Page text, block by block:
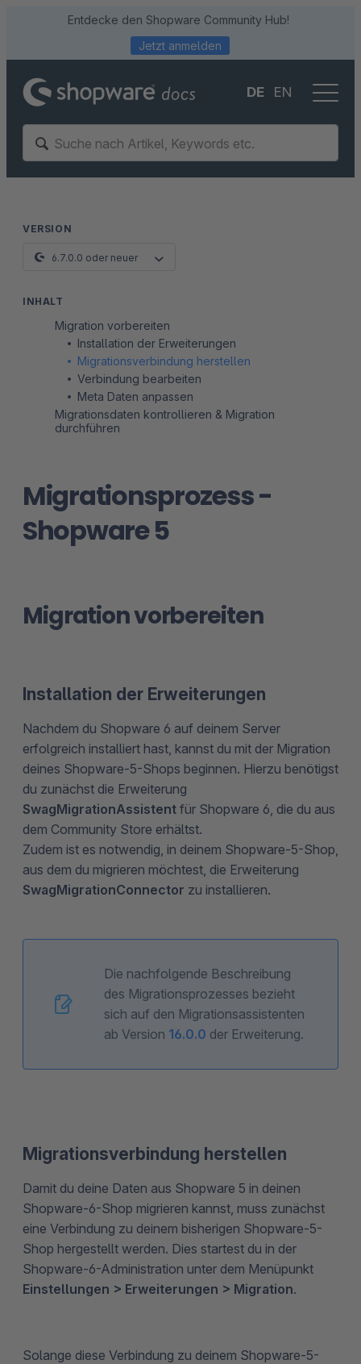
Entdecke den Shopware Community Hub!
Jetzt anmelden
DE EN
Migrationsprozess -
Shopware 5
Migration vorbereiten
Installation der Erweiterungen
Nachdem du Shopware 6 auf deinem Server
erfolgreich installiert hast, kannst du mit der Migration
deines Shopware-5-Shops beginnen. Hierzu benötigst
du zunächst die Erweiterung
SwagMigrationAssistent für Shopware 6, die du aus
dem Community Store erhältst.
Zudem ist es notwendig, in deinem Shopware-5-Shop,
aus dem du migrieren möchtest, die Erweiterung
SwagMigrationConnector zu installieren.
Die nachfolgende Beschreibung
des Migrationsprozesses bezieht
sich auf den Migrationsassistenten
ab Version 16.0.0 der Erweiterung.
Migrationsverbindung herstellen
Damit du deine Daten aus Shopware 5 in deinen
Shopware-6-Shop migrieren kannst, muss zunächst
eine Verbindung zu deinem bisherigen Shopware-5-
Shop hergestellt werden. Dies startest du in der
Shopware-6-Administration unter dem Menüpunkt
Einstellungen > Erweiterungen > Migration.
Solange diese Verbindung zu deinem Shopware-5-
VERSION
6.7.0.0 oder neuer
INHALT
Migration vorbereiten
Installation der Erweiterungen
Migrationsverbindung herstellen
Verbindung bearbeiten
Meta Daten anpassen
Migrationsdaten kontrollieren & Migration
durchführen